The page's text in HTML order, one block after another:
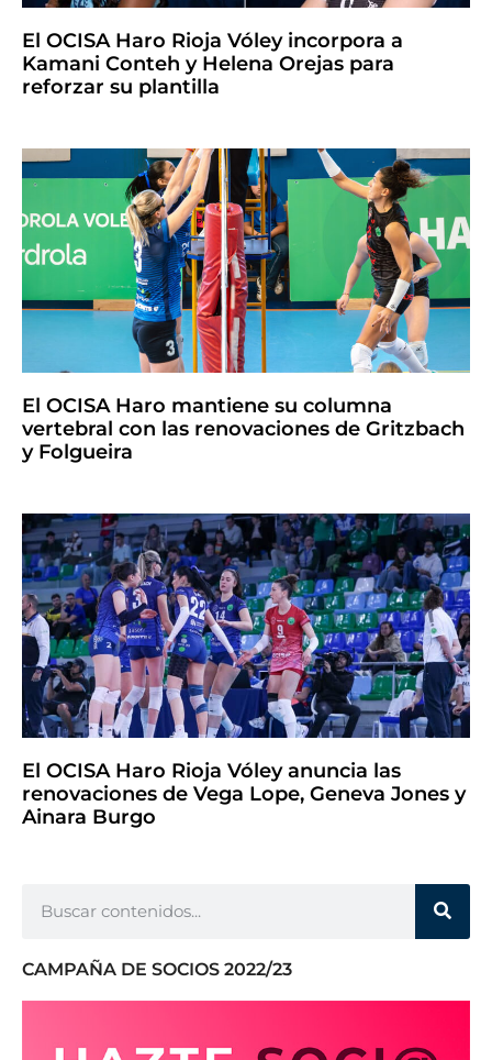
El OCISA Haro Rioja Vóley incorpora a
Kamani Conteh y Helena Orejas para
reforzar su plantilla
El OCISA Haro mantiene su columna
vertebral con las renovaciones de Gritzbach
y Folgueira
El OCISA Haro Rioja Vóley anuncia las
renovaciones de Vega Lope, Geneva Jones y
Ainara Burgo
CAMPAÑA DE SOCIOS 2022/23